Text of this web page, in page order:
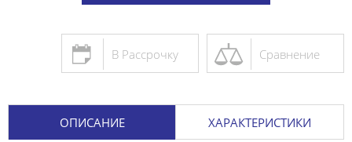
Сравнение
В Рассрочку
ОПИСАНИЕ ХАРАКТЕРИСТИКИ